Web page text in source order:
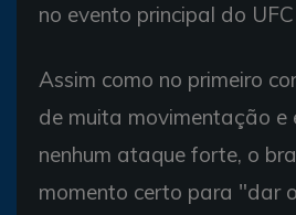
no evento principal do
Assim como no primeiro
de muita movimentação e
nenhum ataque forte, o
momento certo para "dar